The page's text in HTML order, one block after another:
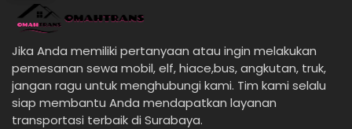
Jika Anda memiliki pertanyaan atau ingin melakukan
pemesanan sewa mobil, elf, hiace,bus, angkutan, truk,
jangan ragu untuk menghubungi kami. Tim kami selalu
siap membantu Anda mendapatkan layanan
transportasi terbaik di Surabaya.